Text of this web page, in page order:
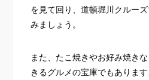
を見て回り、道頓堀川クルー
みましょう。
また、たこ焼きやお好み焼き
きるグルメの宝庫でもありま